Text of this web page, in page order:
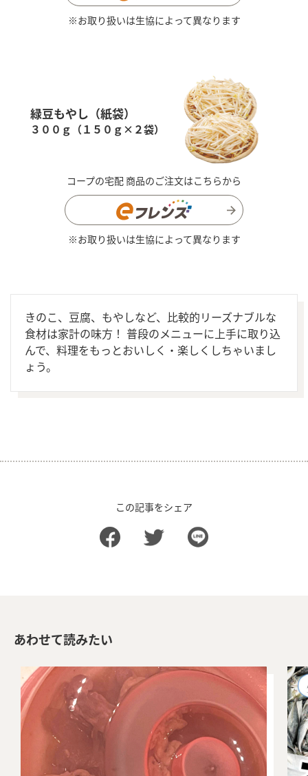
※お取り扱いは生協によって異なります
緑豆もやし（紙袋）
３００ｇ（１５０ｇ×２袋）
コープの宅配 商品のご注文はこちらから
※お取り扱いは生協によって異なります
きのこ、豆腐、もやしなど、比較的リーズナブルな
食材は家計の味方！ 普段のメニューに上手に取り込
んで、料理をもっとおいしく・楽しくしちゃいまし
ょう。
この記事をシェア
あわせて読みたい